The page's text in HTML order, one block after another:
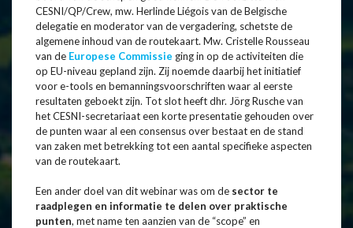
CESNI/QP/Crew, mw. Herlinde Liégois van de Belgische
delegatie en moderator van de vergadering, schetste de
algemene inhoud van de routekaart. Mw. Cristelle Rousseau
van de Europese Commissie ging in op de activiteiten die
op EU-niveau gepland zijn. Zij noemde daarbij het initiatief
voor e-tools en bemanningsvoorschriften waar al eerste
resultaten geboekt zijn. Tot slot heeft dhr. Jörg Rusche van
het CESNI-secretariaat een korte presentatie gehouden over
de punten waar al een consensus over bestaat en de stand
van zaken met betrekking tot een aantal specifieke aspecten
van de routekaart.
Een ander doel van dit webinar was om de sector te
raadplegen en informatie te delen over praktische
punten, met name ten aanzien van de “scope” en